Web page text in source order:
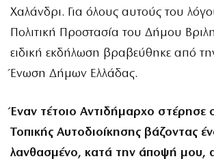
Χαλάνδρι. Για όλους αυτούς του
Πολιτική Προστασία του Δήμου
ειδική εκδήλωση βραβεύθηκε από
Ένωση Δήμων Ελλάδας.
Έναν τέτοιο Αντιδήμαρχο στέρησε
Τοπικής Αυτοδιοίκησης βάζοντας
λανθασμένο, κατά την άποψή μου,